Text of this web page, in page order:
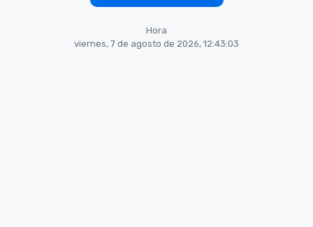
Hora
viernes, 7 de agosto de 2026, 12:43:03